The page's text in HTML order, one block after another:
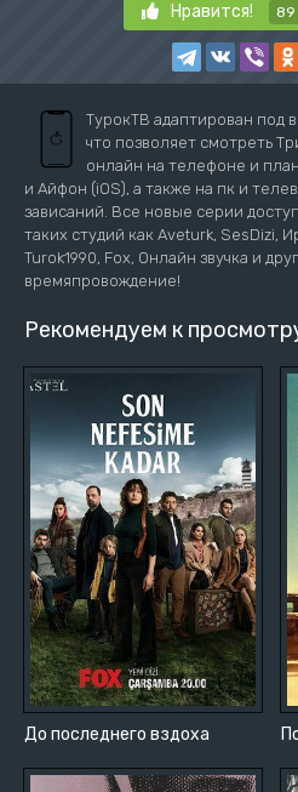
Нравится! 89
ТурокТВ адаптирован под
что позволяет смотреть
онлайн на телефоне и
и Айфон (iOS), а также на пк и
зависаний. Все новые серии
таких студий как Aveturk, SesDizi,
Turok1990, Fox, Онлайн звучка и
времяпровождение!
Рекомендуем к
До последнего вздоха